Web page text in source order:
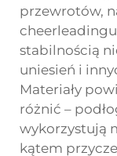
przewrotów,
stabilnością
uniesień i
Materiały
różnić –
wykorzystują
kątem